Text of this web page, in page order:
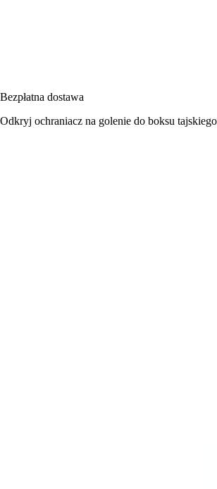
Bezpłatna dostawa
Odkryj ochraniacz na golenie do boksu